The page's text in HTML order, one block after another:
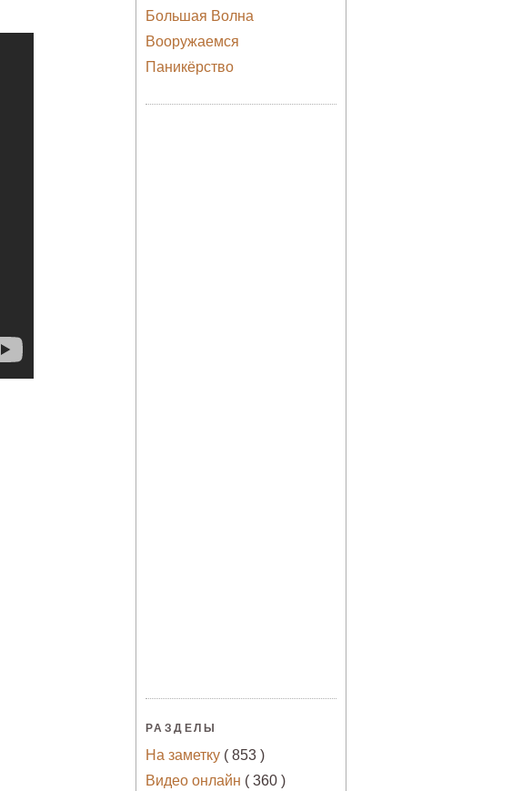
Большая Волна
Вооружаемся
Паникёрство
РАЗДЕЛЫ
На заметку ( 853 )
Видео онлайн ( 360 )